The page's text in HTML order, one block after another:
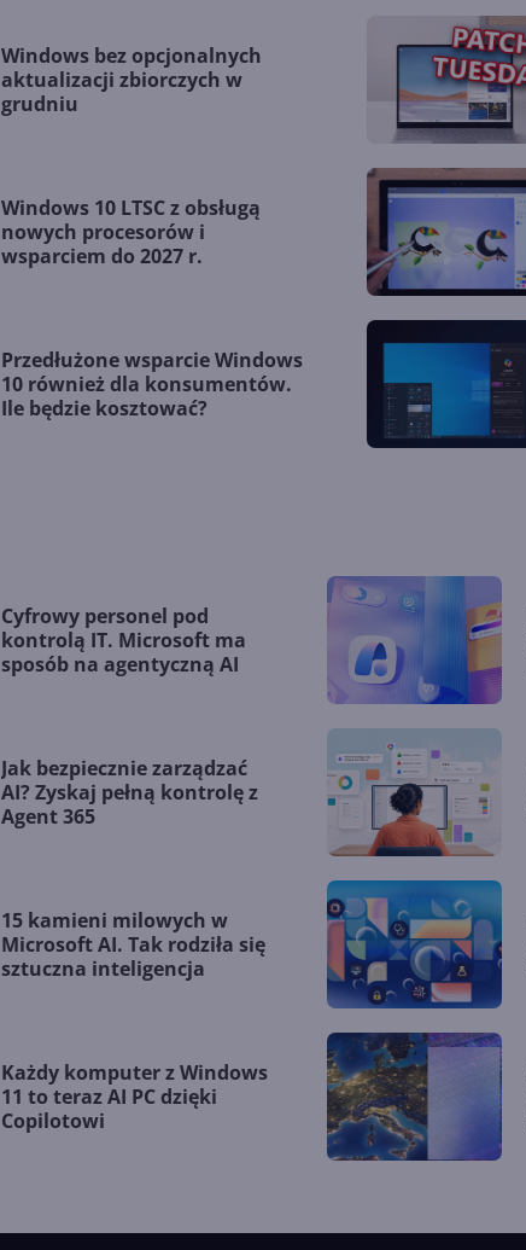
Windows bez opcjonalnych
aktualizacji zbiorczych w
grudniu
Windows 10 LTSC z obsługą
nowych procesorów i
wsparciem do 2027 r.
Przedłużone wsparcie Windows
10 również dla konsumentów.
Ile będzie kosztować?
Cyfrowy personel pod
kontrolą IT. Microsoft ma
sposób na agentyczną AI
Jak bezpiecznie zarządzać
AI? Zyskaj pełną kontrolę z
Agent 365
15 kamieni milowych w
Microsoft AI. Tak rodziła się
sztuczna inteligencja
Każdy komputer z Windows
11 to teraz AI PC dzięki
Copilotowi